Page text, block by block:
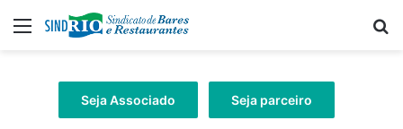
Menu
Seja Associado Seja parceiro